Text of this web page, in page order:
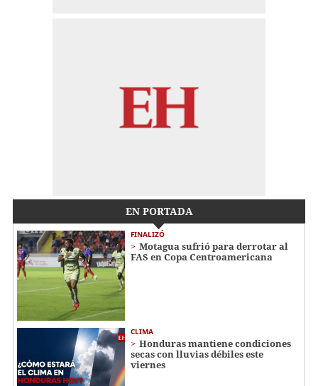
EN PORTADA
FINALIZÓ
Motagua sufrió para derrotar al
FAS en Copa Centroamericana
CLIMA
Honduras mantiene condiciones
secas con lluvias débiles este
viernes